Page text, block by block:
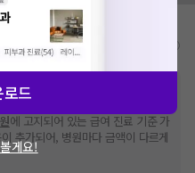
비급여/급여 진료란?
실제 가격과 상이할 수 있으니, 정확
세요.
에 고지되어 있는 급여 진료 기준 가
추가되어, 병원마다 금액이 다르게
드
게요!